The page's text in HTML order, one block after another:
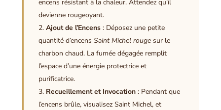
encens résistant à la chaleur. Attendez qu’il
devienne rougeoyant.
Ajout de l’Encens: Déposez une petite
quantité d’encens Saint Michel rougesur le
charbon chaud. La fumée dégagée remplit
l’espace d’une énergie protectrice et
purificatrice.
Recueillement et Invocation: Pendant que
l’encens brûle, visualisez Saint Michel, et